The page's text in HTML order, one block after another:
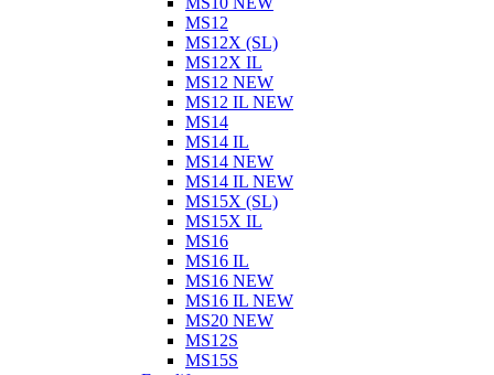
MS12
MS12X (SL)
MS12X IL
MS12 NEW
MS12 IL NEW
MS14
MS14 IL
MS14 NEW
MS14 IL NEW
MS15X (SL)
MS15X IL
MS16
MS16 IL
MS16 NEW
MS16 IL NEW
MS20 NEW
MS12S
MS15S